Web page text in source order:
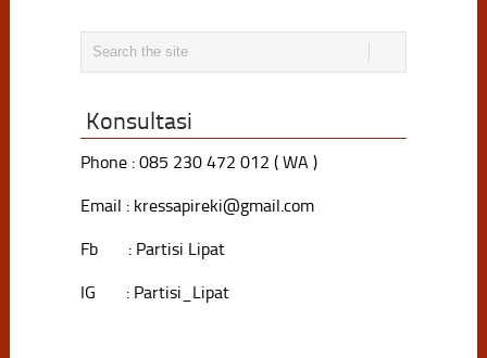
Konsultasi
Phone : 085 230 472 012 ( WA )
Email : kressapireki@gmail.com
Fb : Partisi Lipat
IG : Partisi_Lipat